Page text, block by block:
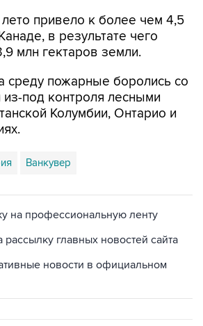
привело к более чем 4,5
в результате чего
млн гектаров земли.
среду пожарные боролись со
под контроля лесными
Колумбии, Онтарио и
Ванкувер
на профессиональную ленту
рассылку главных новостей сайта
новости в официальном